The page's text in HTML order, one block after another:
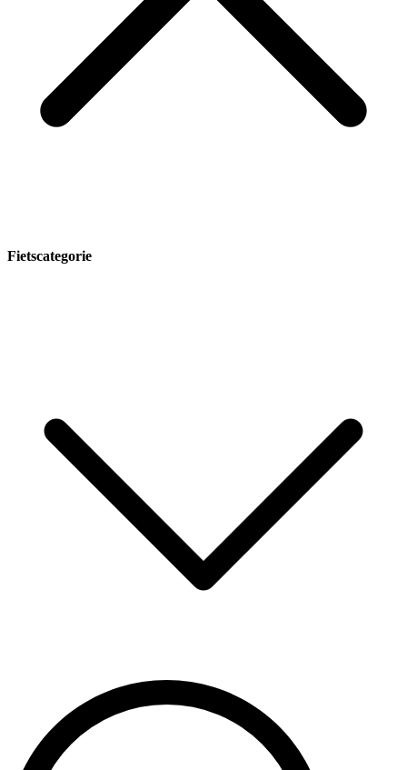
Fietscategorie